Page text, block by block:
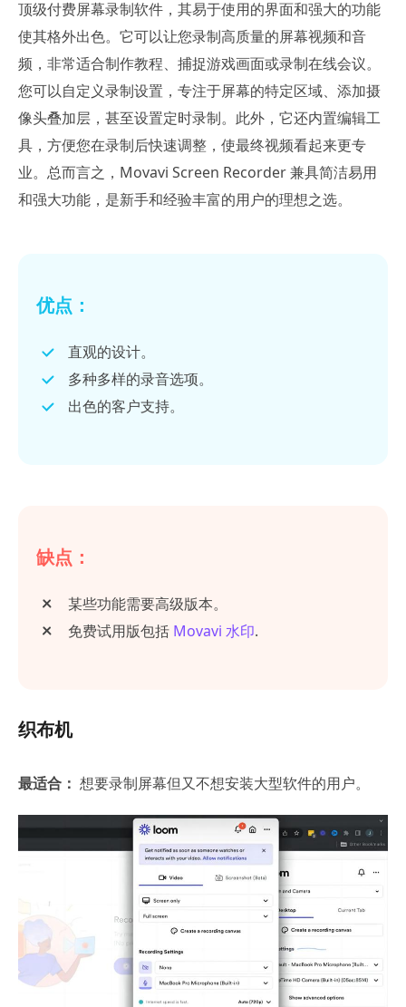
顶级付费屏幕录制软件，其易于使用的界面和强大的功能
使其格外出色。它可以让您录制高质量的屏幕视频和音
频，非常适合制作教程、捕捉游戏画面或录制在线会议。
您可以自定义录制设置，专注于屏幕的特定区域、添加摄
像头叠加层，甚至设置定时录制。此外，它还内置编辑工
具，方便您在录制后快速调整，使最终视频看起来更专
业。总而言之，Movavi Screen Recorder 兼具简洁易用
和强大功能，是新手和经验丰富的用户的理想之选。
优点：
直观的设计。
多种多样的录音选项。
出色的客户支持。
缺点：
某些功能需要高级版本。
免费试用版包括 Movavi 水印.
织布机
最适合： 想要录制屏幕但又不想安装大型软件的用户。